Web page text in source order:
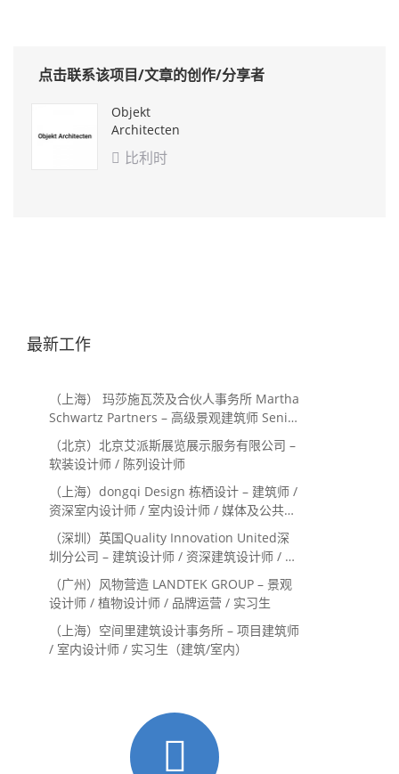
点击联系该项目/文章的创作/分享者
Objekt
Architecten
 比利时
最新工作
（上海） 玛莎施瓦茨及合伙人事务所 Martha
Schwartz Partners – 高级景观建筑师 Senior
Landscape Designer / 景观建筑师
Landscape Designer
（北京）北京艾派斯展览展示服务有限公司 –
软装设计师 / 陈列设计师
（上海）dongqi Design 栋栖设计 – 建筑师 /
资深室内设计师 / 室内设计师 / 媒体及公共关
系主管 / 设计实习生（常年招聘）
（深圳）英国Quality Innovation United深
圳分公司 – 建筑设计师 / 资深建筑设计师 / 室
内设计师 / 设计实习生
（广州）风物营造 LANDTEK GROUP – 景观
设计师 / 植物设计师 / 品牌运营 / 实习生
（上海）空间里建筑设计事务所 – 项目建筑师
/ 室内设计师 / 实习生（建筑/室内）